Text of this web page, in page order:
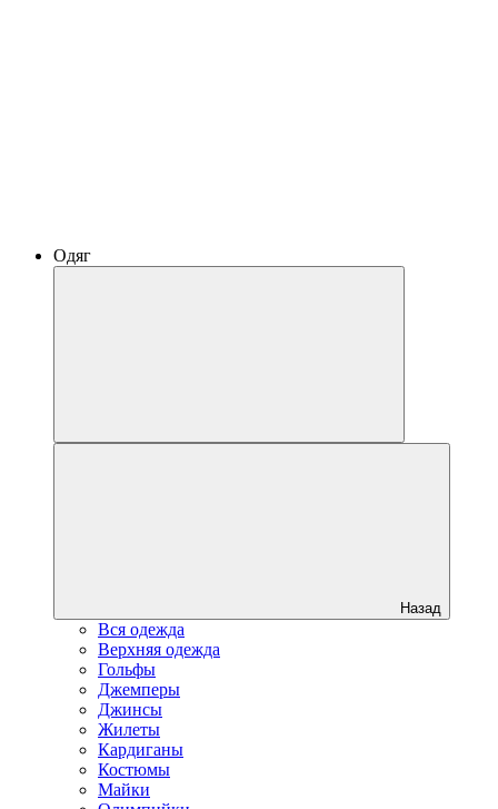
Одяг
Назад
Вся одежда
Верхняя одежда
Гольфы
Джемперы
Джинсы
Жилеты
Кардиганы
Костюмы
Майки